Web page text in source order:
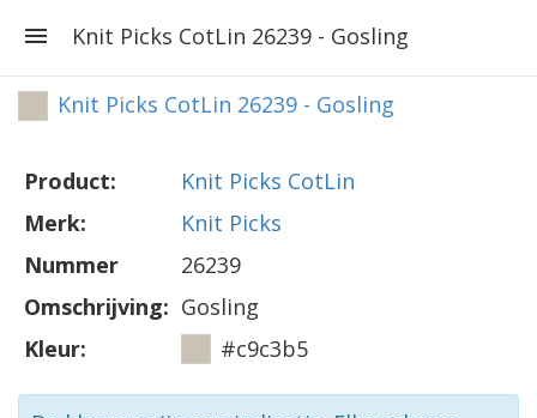
Knit Picks CotLin 26239 - Gosling
Knit Picks CotLin 26239 - Gosling
Product:
Knit Picks CotLin
Merk:
Knit Picks
Nummer
26239
Omschrijving: Gosling
Kleur:
#c9c3b5